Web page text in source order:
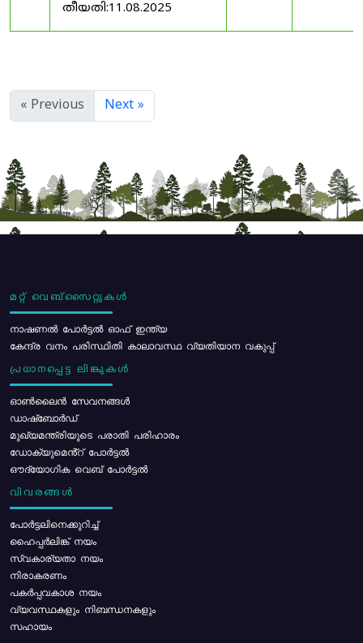
തീയതി:11.08.2025
« Previous Next »
മറ്റ് വെബ്സൈറ്റുകൾ
നാഷണൽ പോർട്ടൽ ഓഫ് ഇന്ത്യ
കേന്ദ്ര വനം പരിസ്ഥിതി കാലാവസ്ഥ വ്യതിയാന വകുപ്പ്
പ്രധാനപ്പെട്ട ലിങ്കുകൾ
ഓൺലൈൻ സേവനങ്ങൾ
ഡാഷ്ബോർഡ്
മുഖ്യമന്ത്രിയുടെ പരാതി പരിഹാരം
ഡോക്യുമെൻ്റ് പോർട്ടൽ
ഔദ്യോഗിക വെബ് പോർട്ടൽ
വിവരങ്ങൾ
പോര്‍ട്ടലിനെക്കുറിച്ച്
ഹൈപ്പർലിങ്ക് നയം
സ്വകാര്യതാ നയം
നിരാകരണം
പകർപ്പവകാശ നയം
വ്യവസ്ഥകളും നിബന്ധനകളും
സഹായം